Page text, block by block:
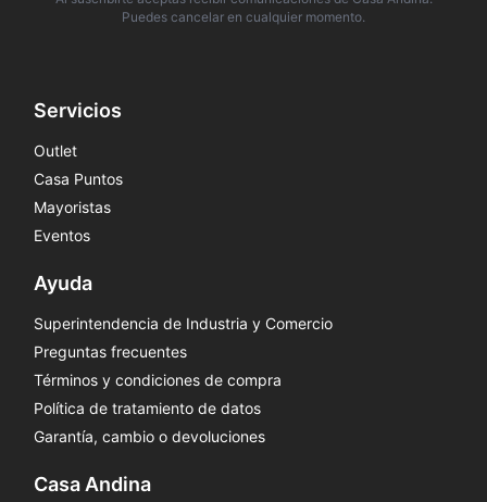
Puedes cancelar en cualquier momento.
Servicios
Outlet
Casa Puntos
Mayoristas
Eventos
Ayuda
Superintendencia de Industria y Comercio
Preguntas frecuentes
Términos y condiciones de compra
Política de tratamiento de datos
Garantía, cambio o devoluciones
Casa Andina